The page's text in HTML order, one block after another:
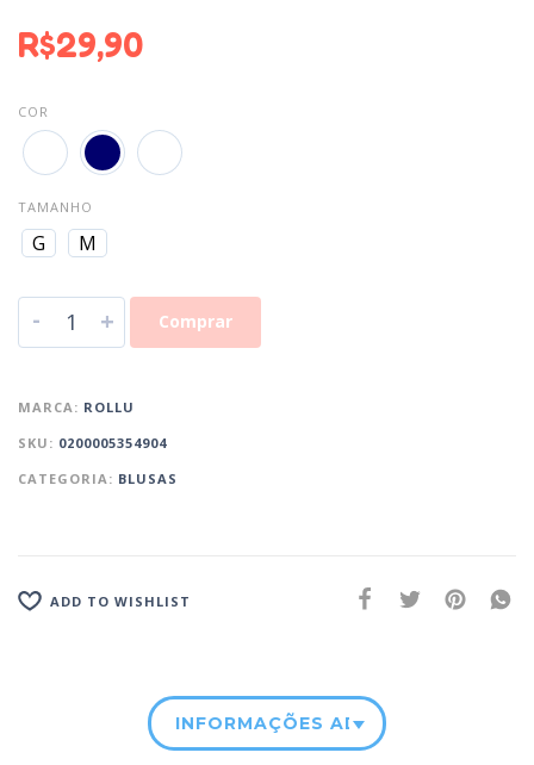
R$29,90
COR
TAMANHO
G M
- + Comprar
MARCA: ROLLU
SKU: 0200005354904
CATEGORIA: BLUSAS
ADD TO WISHLIST
INFORMAÇÕES ADICIONAIS